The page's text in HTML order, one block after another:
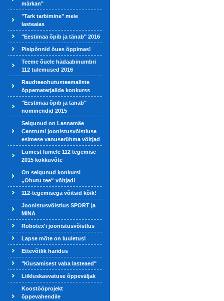
märkan"
"Tark tarbimine" meie
lasteaias
"Eestimaa õpib ja tänab" 2016
Pisipõnnid õues õppimas!
Teeme õuele hädaabinumbri
112 tulemused 2016
Raudteeohutusteemaliste
õppematerjalide konkurss
"Eestimaa õpib ja tänab"
nominendid 2015
Selgunud on Lasnamäe
Centrumi joonistusvõistluse
esimese vanuserühma võitjad
Lumest lumele 112 tegemise
2015 kokkuvõte
On selgunud konkursi
„Ohutu tee“ võitjad!
112-tegemisega võitsid kõik!
Joonistusvõistlus SPORT ja
MINA
Robotex'i joonistusvõistlus
Lapse mõte on luuletus!
Ettevõtlik haridus
"Kiusamisest vaba lasteaed"
Liikluskasvatuse õppeväljak
Koostööprojekt
õppevahendile